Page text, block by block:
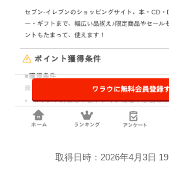
取得日時：2026年4月3日